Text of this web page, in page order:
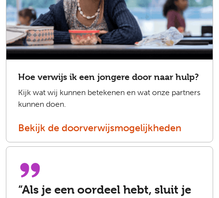
Hoe verwijs ik een jongere door naar hulp?
Kijk wat wij kunnen betekenen en wat onze partners
kunnen doen.
Bekijk de doorverwijsmogelijkheden
“Als je een oordeel hebt, sluit je